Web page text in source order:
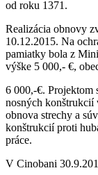
od roku 1371.
Realizácia obnovy
10.12.2015. Na
pamiatky bola z
výške 5 000,- €,
6 000,-€. Projektom
nosných konštrukcií
obnova strechy a
konštrukcií proti
práce.
V Cinobani